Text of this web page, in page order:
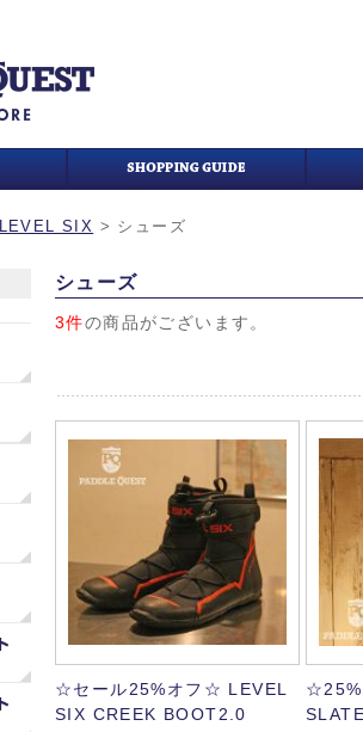
LEVEL SIX > シューズ
シューズ
3件の商品がございます。
☆セール25%オフ☆ LEVEL
SIX CREEK BOOT2.0